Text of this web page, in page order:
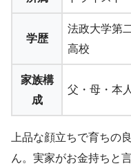
学歴
法政大学第
高校
家族構
成
父・母・本
上品な顔立ちで育ちの
ん。実家がお金持ちと